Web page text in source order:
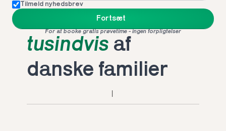
Tilmeld nyhedsbrev
Fortsæt
For at booke gratis prøvetime - ingen forpligtelser
tusindvis af
danske familier